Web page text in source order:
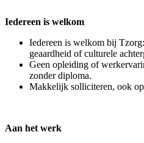
Iedereen is welkom
Iedereen is welkom bij
geaardheid of culturele
Geen opleiding of
zonder diploma.
Makkelijk solliciteren, ook
Aan het werk